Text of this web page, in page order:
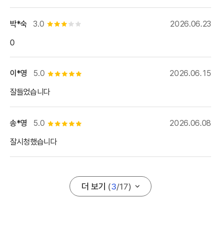
3.0 별점 3개
박*숙
2026.06.23
0
5.0 별점 5개
이*영
2026.06.15
잘들었습니다
5.0 별점 5개
송*영
2026.06.08
잘시청했습니다
더 보기 (3/17)